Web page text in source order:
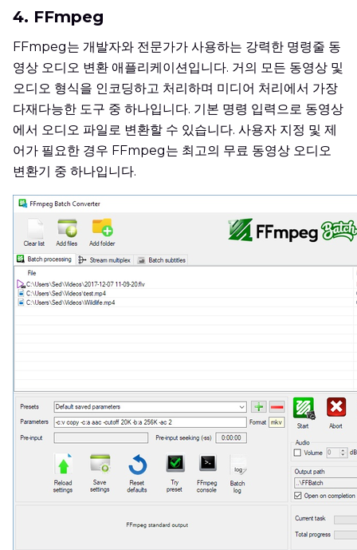
4. FFmpeg
FFmpeg는 개발자와 전문가가 사용하는 강력한 명령줄 동
영상 오디오 변환 애플리케이션입니다. 거의 모든 동영상 및
오디오 형식을 인코딩하고 처리하며 미디어 처리에서 가장
다재다능한 도구 중 하나입니다. 기본 명령 입력으로 동영상
에서 오디오 파일로 변환할 수 있습니다. 사용자 지정 및 제
어가 필요한 경우 FFmpeg는 최고의 무료 동영상 오디오
변환기 중 하나입니다.